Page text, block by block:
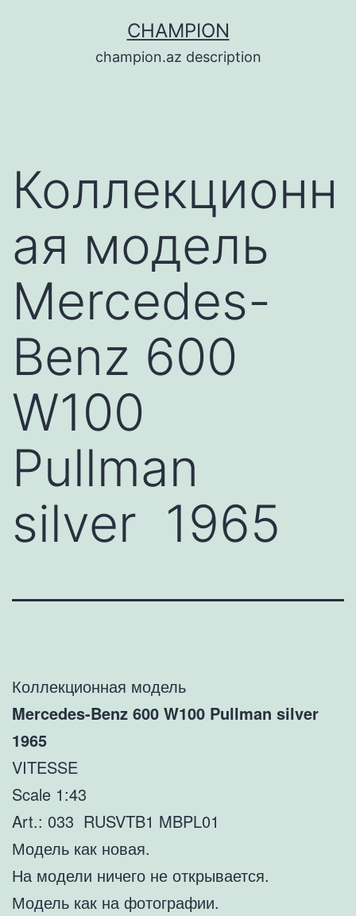
содержимому
CHAMPION
champion.az description
Коллекционн
ая модель
Mercedes-
Benz 600
W100
Pullman
silver 1965
Коллекционная модель
Mercedes-Benz 600 W100 Pullman silver
1965
VITESSE
Scale 1:43
Art.: 033 RUSVTB1 MBPL01
Модель как новая.
На модели ничего не открывается.
Модель как на фотографии.